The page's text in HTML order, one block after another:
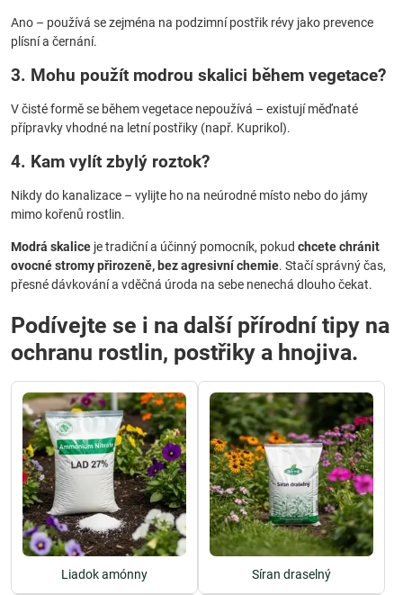
Ano – používá se zejména na podzimní postřik révy jako prevence
plísní a černání.
3. Mohu použít modrou skalici během vegetace?
V čisté formě se během vegetace nepoužívá – existují měďnaté
přípravky vhodné na letní postřiky (např. Kuprikol).
4. Kam vylít zbylý roztok?
Nikdy do kanalizace – vylijte ho na neúrodné místo nebo do jámy
mimo kořenů rostlin.
Modrá skalice je tradiční a účinný pomocník, pokud chcete chránit
ovocné stromy přirozeně, bez agresivní chemie. Stačí správný čas,
přesné dávkování a vděčná úroda na sebe nenechá dlouho čekat.
Podívejte se i na další přírodní tipy na
ochranu rostlin, postřiky a hnojiva.
Liadok amónny Síran draselný